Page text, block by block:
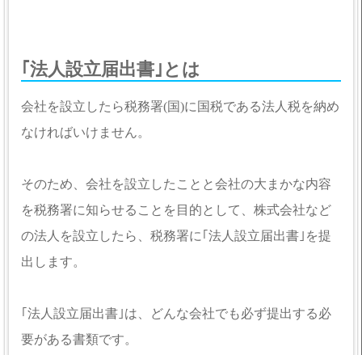
｢法人設立届出書｣とは
会社を設立したら税務署(国)に国税である法人税を納め
なければいけません。
そのため、会社を設立したことと会社の大まかな内容
を税務署に知らせることを目的として、株式会社など
の法人を設立したら、税務署に｢法人設立届出書｣を提
出します。
｢法人設立届出書｣は、どんな会社でも必ず提出する必
要がある書類です。